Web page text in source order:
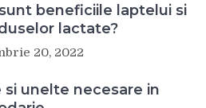
beneficiile laptelui si
lactate?
20, 2022
si unelte necesare in